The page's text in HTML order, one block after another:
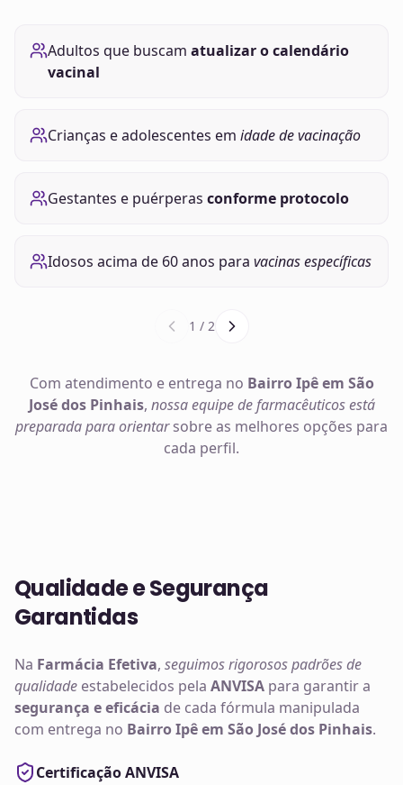
Adultos que buscam atualizar o calendário
vacinal
Crianças e adolescentes em idade de vacinação
Gestantes e puérperas conforme protocolo
Idosos acima de 60 anos para vacinas específicas
1 / 2
Com atendimento e entrega no Bairro Ipê em São
José dos Pinhais, nossa equipe de farmacêuticos está
preparada para orientarsobre as melhores opções para
cada perfil.
Qualidade e Segurança
Garantidas
Na Farmácia Efetiva, seguimos rigorosos padrões de
qualidade estabelecidos pela ANVISA para garantir a
segurança e eficácia de cada fórmula manipulada
com entrega no Bairro Ipê em São José dos Pinhais.
Certificação ANVISA